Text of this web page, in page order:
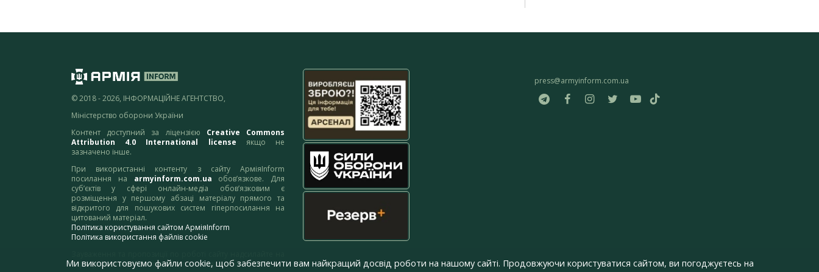
© 2018 - 2026, ІНФОРМАЦІЙНЕ АГЕНТСТВО,
Міністерство оборони України
Контент доступний за ліцензією Creative Commons
Attribution 4.0 International license якщо не
зазначено інше.
При використанні контенту з сайту АрміяInform
посилання на armyinform.com.ua обов’язкове. Для
суб’єктів у сфері онлайн-медіа обов’язковим є
розміщення у першому абзаці матеріалу прямого та
відкритого для пошукових систем гіперпосилання на
цитований матеріал.
Політика користування сайтом АрміяInform
Політика використання файлів cookie
адресу:webmaster@armyinform.com.ua
press@armyinform.com.ua
Ми використовуємо файли cookie, щоб забезпечити вам найкращий досвід роботи на нашому сайті. Продовжуючи користуватися сайтом, ви погоджуєтесь на